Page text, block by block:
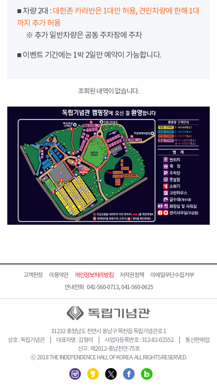
■ 차량 2대 : 대한존 카라반은 1대만 허용, 견인차량에 한해 1대
까지 추가 허용
※ 추가 일반차량은 공동 주차장에 주차
■ 이벤트 기간에는 1박 2일만 예약이 가능합니다.
조회된 내역이 없습니다.
고객헌장 이용약관 개인정보처리방침 저작권정책
이메일무단수집거부
안내전화 041-560-0713, 041-560-0625
31232 충청남도 천안시 동남구 목천읍 독립기념관로 1
상호 : 독립기념관 | 대표자명 : 김형석 | 사업자등록번호 : 312-82-02552 | 통신판매업
신고 : 제2012-충남천안-75호
ⓒ 2018 THE INDEPENDENCE HALL OF KOREA. ALL RIGHTS RESERVED.